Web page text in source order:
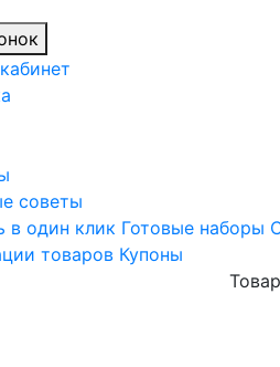
советы
в один клик Готовые наборы
товаров Купоны